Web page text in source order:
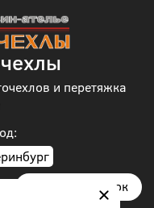
и перетяжка
Заказать звонок